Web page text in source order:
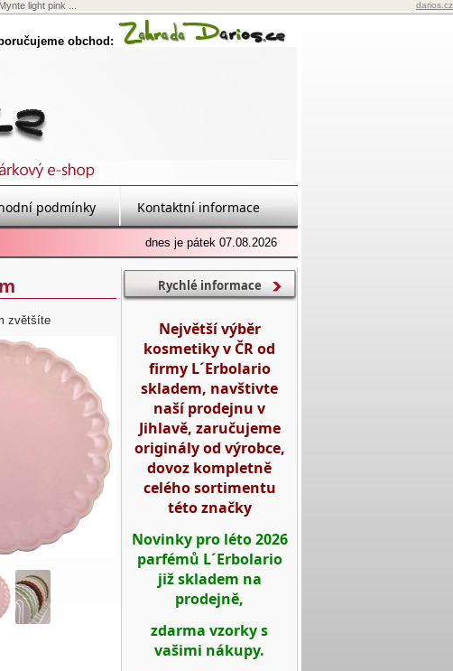
light pink ... darios.cz
obchod:
podmínky Kontaktní informace
dnes je pátek 07.08.2026
zvětšíte
Rychlé informace
Největší výběr
kosmetiky v ČR od
firmy L´Erbolario
skladem, navštivte
naší prodejnu v
Jihlavě, zaručujeme
originály od výrobce,
dovoz kompletně
celého sortimentu
této značky
Novinky pro léto 2026
parfémů L´Erbolario
již skladem na
prodejně,
zdarma vzorky s
vašimi nákupy.